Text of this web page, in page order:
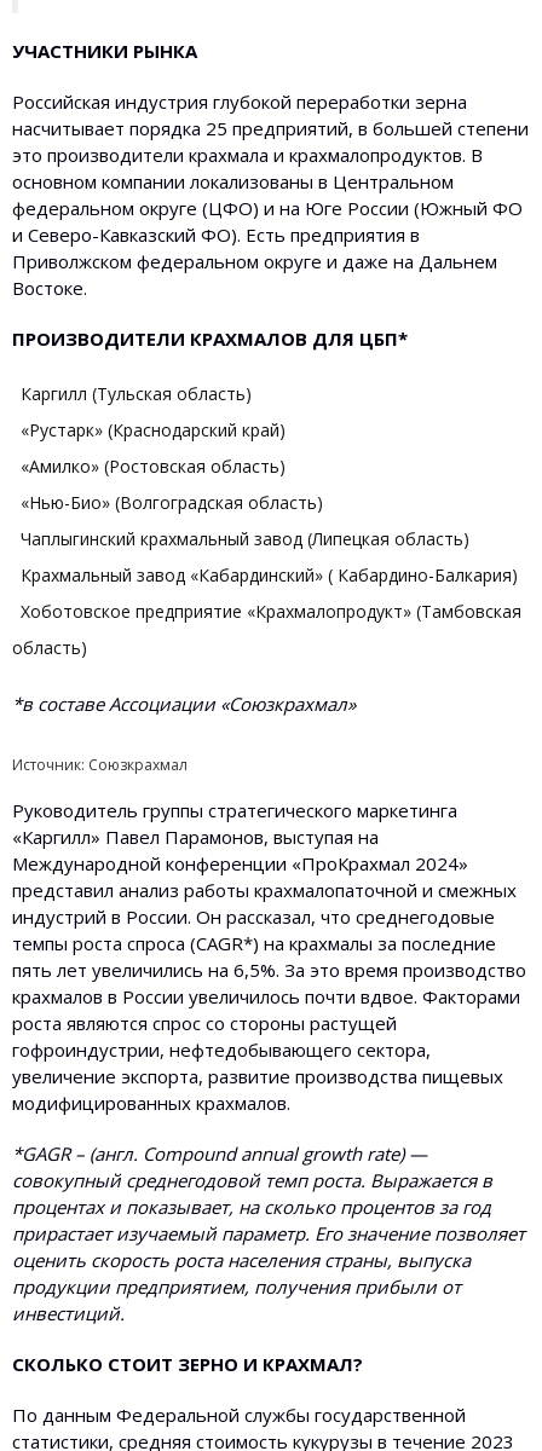
УЧАСТНИКИ РЫНКА
Российская индустрия глубокой переработки зерна
насчитывает порядка 25 предприятий, в большей степени
это производители крахмала и крахмалопродуктов. В
основном компании локализованы в Центральном
федеральном округе (ЦФО) и на Юге России (Южный ФО
и Северо-Кавказский ФО). Есть предприятия в
Приволжском федеральном округе и даже на Дальнем
Востоке.
ПРОИЗВОДИТЕЛИ КРАХМАЛОВ ДЛЯ ЦБП*
Каргилл (Тульская область)
«Рустарк» (Краснодарский край)
«Амилко» (Ростовская область)
«Нью-Био» (Волгоградская область)
Чаплыгинский крахмальный завод (Липецкая область)
Крахмальный завод «Кабардинский» ( Кабардино-Балкария)
Хоботовское предприятие «Крахмалопродукт» (Тамбовская
область)
*в составе Ассоциации «Союзкрахмал»
Источник: Союзкрахмал
Руководитель группы стратегического маркетинга
«Каргилл» Павел Парамонов, выступая на
Международной конференции «ПроКрахмал 2024»
представил анализ работы крахмалопаточной и смежных
индустрий в России. Он рассказал, что среднегодовые
темпы роста спроса (CAGR*) на крахмалы за последние
пять лет увеличились на 6,5%. За это время производство
крахмалов в России увеличилось почти вдвое. Факторами
роста являются спрос со стороны растущей
гофроиндустрии, нефтедобывающего сектора,
увеличение экспорта, развитие производства пищевых
модифицированных крахмалов.
*GAGR – (англ. Compound annual growth rate) —
совокупный среднегодовой темп роста. Выражается в
процентах и показывает, на сколько процентов за год
прирастает изучаемый параметр. Его значение позволяет
оценить скорость роста населения страны, выпуска
продукции предприятием, получения прибыли от
инвестиций.
СКОЛЬКО СТОИТ ЗЕРНО И КРАХМАЛ?
По данным Федеральной службы государственной
статистики, средняя стоимость кукурузы в течение 2023